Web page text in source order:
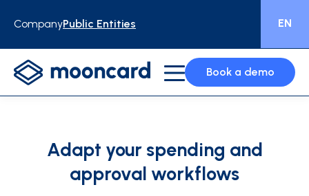
CompanyPublic Entities EN
Book a demo
Adapt your spending and
approval workflows